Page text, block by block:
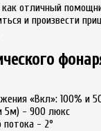
отличный
и произвести
«Вкл»: 100% и
5м) - 900 люкс
потока - 2°